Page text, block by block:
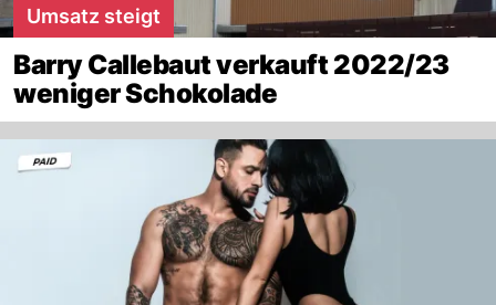
Umsatz steigt
Barry Callebaut verkauft 2022/23
weniger Schokolade